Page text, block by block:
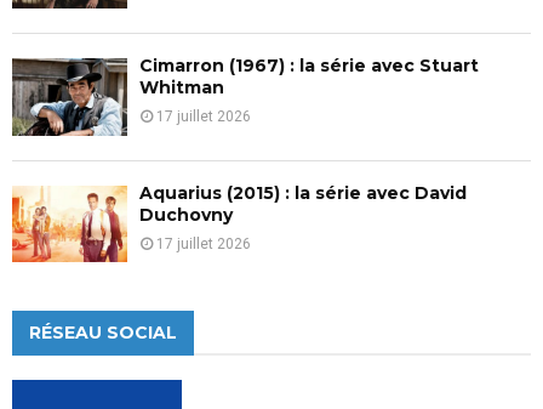
Cimarron (1967) : la série avec Stuart
Whitman
17 juillet 2026
Aquarius (2015) : la série avec David
Duchovny
17 juillet 2026
RÉSEAU SOCIAL